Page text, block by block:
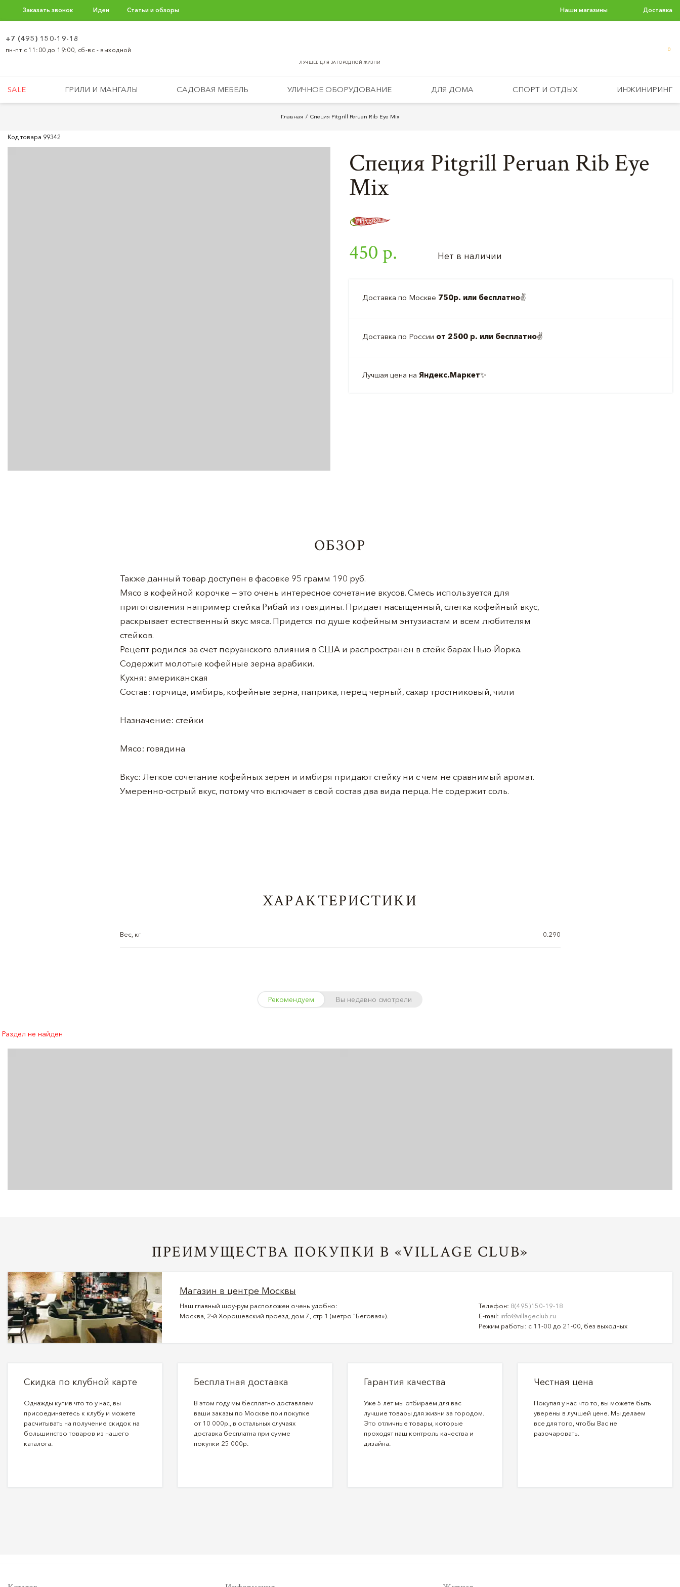
Заказать звонок Идеи Статьи и обзоры Наши магазины Доставка
ЛУЧШЕЕ ДЛЯ ЗАГОРОДНОЙ ЖИЗНИ
+7 (495) 150-19-18
пн-пт с 11:00 до 19:00, сб-вс - выходной 0
SALE ГРИЛИ И МАНГАЛЫ САДОВАЯ МЕБЕЛЬ УЛИЧНОЕ ОБОРУДОВАНИЕ ДЛЯ ДОМА СПОРТ И ОТДЫХ ИНЖИНИРИНГ
Главная Специя Pitgrill Peruan Rib Eye Mix
Код товара 99342
Специя Pitgrill Peruan Rib Eye
Mix
450 р. Нет в наличии
Доставка по Москве 750р. или бесплатно✌️
Доставка по России от 2500 р. или бесплатно✌️
Лучшая цена на Яндекс.Маркет✨
ОБЗОР
Также данный товар доступен в фасовке 95 грамм 190 руб.
Мясо в кофейной корочке — это очень интересное сочетание вкусов. Смесь используется для
приготовления например стейка Рибай из говядины. Придает насыщенный, слегка кофейный вкус,
раскрывает естественный вкус мяса. Придется по душе кофейным энтузиастам и всем любителям
стейков.
Рецепт родился за счет перуанского влияния в США и распространен в стейк барах Нью-Йорка.
Содержит молотые кофейные зерна арабики.
Кухня: американская
Состав: горчица, имбирь, кофейные зерна, паприка, перец черный, сахар тростниковый, чили
Назначение: стейки
Мясо: говядина
Вкус: Легкое сочетание кофейных зерен и имбиря придают стейку ни с чем не сравнимый аромат.
Умеренно-острый вкус, потому что включает в свой состав два вида перца. Не содержит соль.
ХАРАКТЕРИСТИКИ
Вес, кг 0.290
Рекомендуем Вы недавно смотрели
Раздел не найден
ПРЕИМУЩЕСТВА ПОКУПКИ В «VILLAGE CLUB»
Магазин в центре Москвы
Наш главный шоу-рум расположен очень удобно:
Москва, 2-й Хорошёвский проезд, дом 7, стр 1 (метро "Беговая»).
Телефон: 8(495)150-19-18
E-mail: info@villageclub.ru
Режим работы: с 11-00 до 21-00, без выходных
Скидка по клубной карте
Однажды купив что то у нас, вы
присоединяетесь к клубу и можете
расчитывать на получение скидок на
большинство товаров из нашего
каталога.
Бесплатная доставка
В этом году мы бесплатно доставляем
ваши заказы по Москве при покупке
от 10 000р., в остальных случаях
доставка бесплатна при сумме
покупки 25 000р.
Гарантия качества
Уже 5 лет мы отбираем для вас
лучшие товары для жизни за городом.
Это отличные товары, которые
проходят наш контроль качества и
дизайна.
Честная цена
Покупая у нас что то, вы можете быть
уверены в лучшей цене. Мы делаем
все для того, чтобы Вас не
разочаровать.